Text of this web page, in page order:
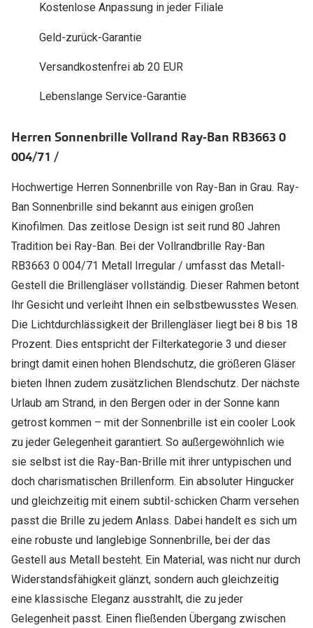
Brillenglas Typen
Transitions Gläser
Blaulichtfilter
Stellest®-Brillengläser
Zubehör
Brillenbügel
Brillenetuis
Brillenkettchen
Kostenlose Anpassung in jeder Filiale
Geld-zurück-Garantie
Versandkostenfrei ab 20 EUR
Lebenslange Service-Garantie
Herren Sonnenbrille Vollrand Ray-Ban RB3663 0
004/71 /
Hochwertige Herren Sonnenbrille von Ray-Ban in Grau. Ray-
Ban Sonnenbrille sind bekannt aus einigen großen
Kinofilmen. Das zeitlose Design ist seit rund 80 Jahren
Tradition bei Ray-Ban. Bei der Vollrandbrille Ray-Ban
RB3663 0 004/71 Metall Irregular / umfasst das Metall-
Gestell die Brillengläser vollständig. Dieser Rahmen betont
Ihr Gesicht und verleiht Ihnen ein selbstbewusstes Wesen.
Die Lichtdurchlässigkeit der Brillengläser liegt bei 8 bis 18
Prozent. Dies entspricht der Filterkategorie 3 und dieser
bringt damit einen hohen Blendschutz, die größeren Gläser
bieten Ihnen zudem zusätzlichen Blendschutz. Der nächste
Urlaub am Strand, in den Bergen oder in der Sonne kann
getrost kommen – mit der Sonnenbrille ist ein cooler Look
zu jeder Gelegenheit garantiert. So außergewöhnlich wie
sie selbst ist die Ray-Ban-Brille mit ihrer untypischen und
doch charismatischen Brillenform. Ein absoluter Hingucker
und gleichzeitig mit einem subtil-schicken Charm versehen
passt die Brille zu jedem Anlass. Dabei handelt es sich um
eine robuste und langlebige Sonnenbrille, bei der das
Gestell aus Metall besteht. Ein Material, was nicht nur durch
Widerstandsfähigkeit glänzt, sondern auch gleichzeitig
eine klassische Eleganz ausstrahlt, die zu jeder
Gelegenheit passt. Einen fließenden Übergang zwischen